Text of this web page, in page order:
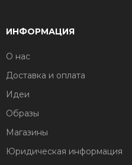
ИНФОРМАЦИЯ
О нас
Доставка и оплата
Идеи
Образы
Магазины
Юридическая информация